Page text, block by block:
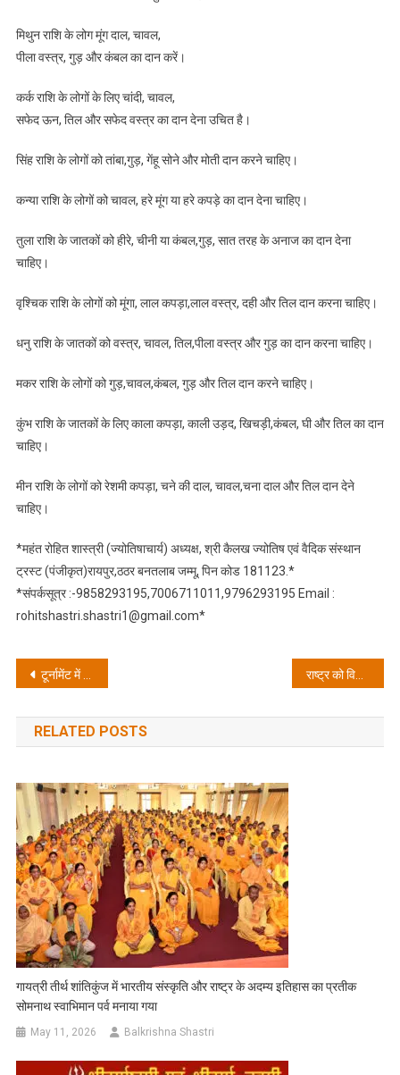
मिथुन राशि के लोग मूंग दाल, चावल,
पीला वस्त्र, गुड़ और कंबल का दान करें।
कर्क राशि के लोगों के लिए चांदी, चावल,
सफेद ऊन, तिल और सफेद वस्त्र का दान देना उचित है।
सिंह राशि के लोगों को तांबा,गुड़, गेंहू सोने और मोती दान करने चाहिए।
कन्या राशि के लोगों को चावल, हरे मूंग या हरे कपड़े का दान देना चाहिए।
तुला राशि के जातकों को हीरे, चीनी या कंबल,गुड़, सात तरह के अनाज का दान देना
चाहिए।
वृश्चिक राशि के लोगों को मूंगा, लाल कपड़ा,लाल वस्त्र, दही और तिल दान करना चाहिए।
धनु राशि के जातकों को वस्‍त्र, चावल, तिल,पीला वस्त्र और गुड़ का दान करना चाहिए।
मकर राशि के लोगों को गुड़,चावल,कंबल, गुड़ और तिल दान करने चाहिए।
कुंभ राशि के जातकों के लिए काला कपड़ा, काली उड़द, खिचड़ी,कंबल, घी और तिल का दान
चाहिए।
मीन राशि के लोगों को रेशमी कपड़ा, चने की दाल, चावल,चना दाल और तिल दान देने
चाहिए।
*महंत रोहित शास्त्री (ज्योतिषाचार्य) अध्यक्ष, श्री कैलख ज्योतिष एवं वैदिक संस्थान
ट्रस्ट (पंजीकृत)रायपुर,ठठर बनतलाब जम्मू, पिन कोड 181123.*
*संपर्कसूत्र :-9858293195,7006711011,9796293195 Email :
rohitshastri.shastri1@gmail.com*
Post
navigation
टूर्नामेंट में कई राष्ट्रीय एंव अंतरराष्ट्रीय खिलाड़ी प्रतिभाग करेंगे: ललित नैय्यर
RELATED POSTS
गायत्री तीर्थ शांतिकुंज में भारतीय संस्कृति और राष्ट्र के अदम्य इतिहास का प्रतीक
सोमनाथ स्वाभिमान पर्व मनाया गया
May 11, 2026 Balkrishna Shastri